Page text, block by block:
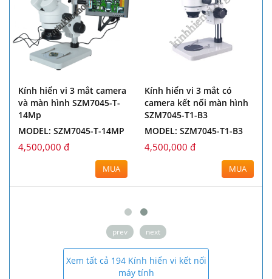
Kính hiển vi 3 mắt camera
và màn hình SZM7045-T-
14Mp
MODEL: SZM7045-T-14MP
4,500,000 đ
MUA
Kính hiển vi 3 mắt có
camera kết nối màn hình
SZM7045-T1-B3
MODEL: SZM7045-T1-B3
4,500,000 đ
MUA
prev next
Xem tất cả 194 Kính hiển vi kết nối
máy tính